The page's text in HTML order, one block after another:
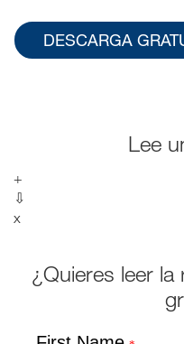
DESCARGA
Lee
+
⇩
x
¿Quieres leer